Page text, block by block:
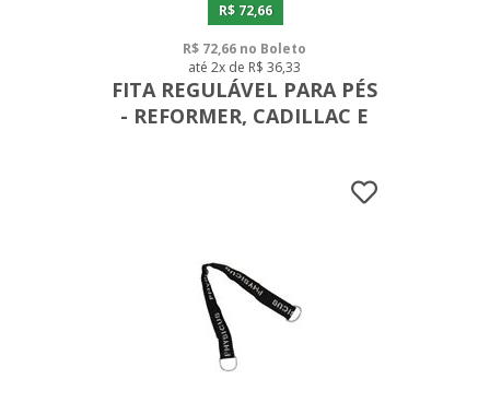
R$ 72,66
R$ 72,66 no Boleto
até 2x de R$ 36,33
FITA REGULÁVEL PARA PÉS
- REFORMER, CADILLAC E